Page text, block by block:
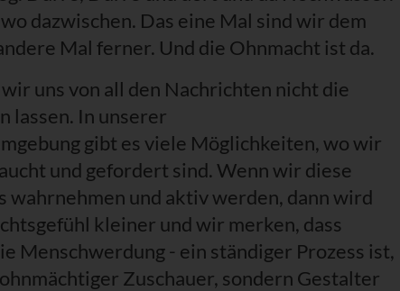
dazwischen. Das eine Mal sind wir dem
Mal ferner. Und die Ohnmacht ist da.
uns von all den Nachrichten nicht die
lassen. In unserer
gibt es viele Möglichkeiten, wo wir
und gefordert sind. Wenn wir diese
wahrnehmen und aktiv werden, dann wird
kleiner und wir merken, dass
Menschwerdung - ein ständiger Prozess ist,
Zuschauer, sondern Gestalter